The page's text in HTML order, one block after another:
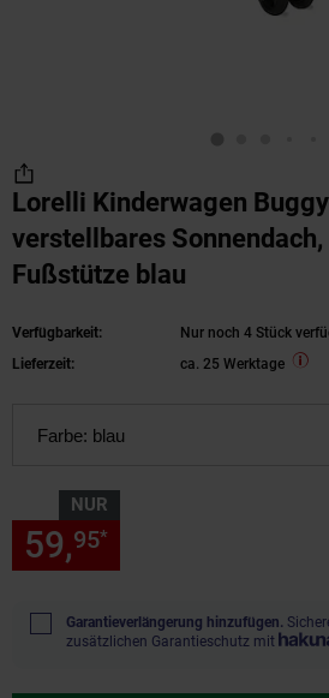
Lorelli Kinderwagen
verstellbares Sonnendach,
Fußstütze blau
Verfügbarkeit:
Nur noch 4 Stück
Lieferzeit:
ca. 25 Werktage
Farbe: blau
NUR
59,95*
Garantieverlängerung hinzufügen.
zusätzlichen Garantieschutz mit